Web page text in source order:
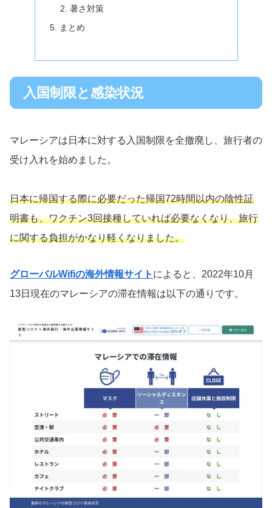
暑さ対策
まとめ
入国制限と感染状況
マレーシアは日本に対する入国制限を全撤廃し、旅行者の
受け入れを始めました。
日本に帰国する際に必要だった帰国72時間以内の陰性証
明書も、ワクチン3回接種していれば必要なくなり、旅行
に関する負担がかなり軽くなりました。
グローバルWifiの海外情報サイト によると、2022年10月
13日現在のマレーシアの滞在情報は以下の通りです。